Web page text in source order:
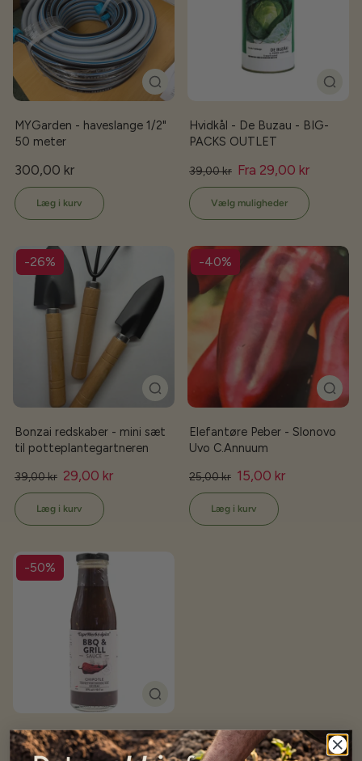
MYGarden - haveslange 1/2"
50 meter
300,00 kr
Læg i kurv
Hvidkål - De Buzau - BIG-
PACKS OUTLET
39,00 kr Fra 29,00 kr
Vælg muligheder
-26%
Bonzai redskaber - mini sæt
til potteplantegartneren
39,00 kr 29,00 kr
Læg i kurv
-40%
Elefantøre Peber - Slonovo
Uvo C.Annuum
25,00 kr 15,00 kr
Læg i kurv
-50%
Cape Herb & Spice BBQ &
Grill sauce - Chipotle - 375ml